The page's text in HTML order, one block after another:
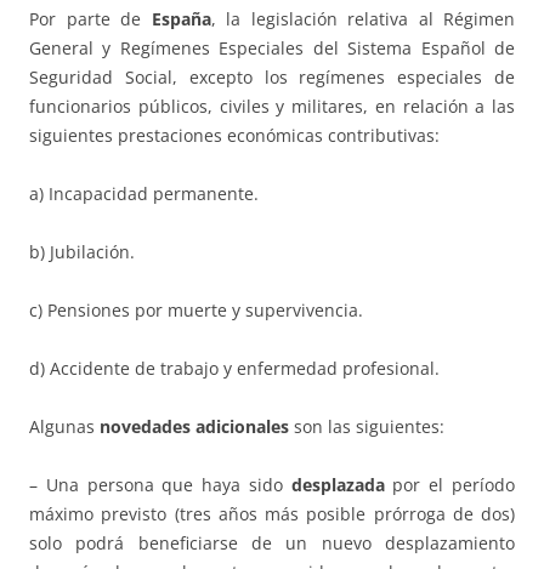
Por parte de España, la legislación relativa al Régimen
General y Regímenes Especiales del Sistema Español de
Seguridad Social, excepto los regímenes especiales de
funcionarios públicos, civiles y militares, en relación a las
siguientes prestaciones económicas contributivas:
a) Incapacidad permanente.
b) Jubilación.
c) Pensiones por muerte y supervivencia.
d) Accidente de trabajo y enfermedad profesional.
Algunas novedades adicionales son las siguientes:
– Una persona que haya sido desplazadapor el período
máximo previsto (tres años más posible prórroga de dos)
solo podrá beneficiarse de un nuevo desplazamiento